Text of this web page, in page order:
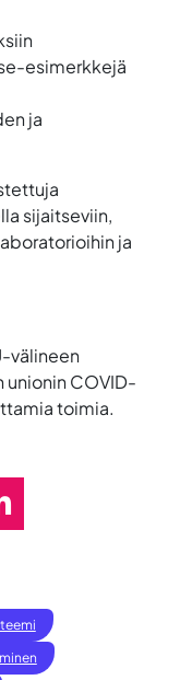
esimerkkejä
ja
sijaitseviin,
ja
välineen
unionin COVID-
toimia.